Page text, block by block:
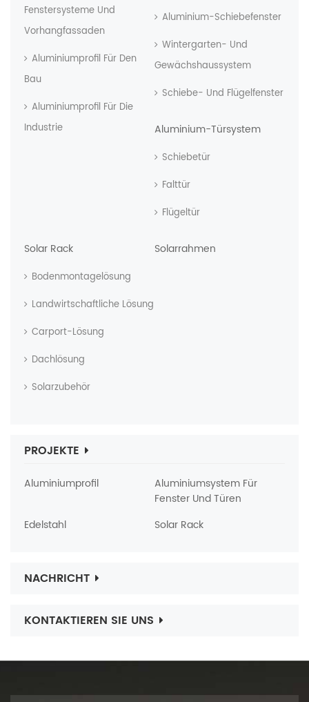
Fenstersysteme Und
Vorhangfassaden
Aluminiumprofil Für Den
Bau
Aluminiumprofil Für Die
Industrie
Aluminium-Schiebefenster
Wintergarten- Und
Gewächshaussystem
Schiebe- Und Flügelfenster
Aluminium-Türsystem
Schiebetür
Falttür
Flügeltür
Solar Rack
Bodenmontagelösung
Landwirtschaftliche Lösung
Carport-Lösung
Dachlösung
Solarzubehör
Solarrahmen
PROJEKTE
Aluminiumprofil
Aluminiumsystem Für
Fenster Und Türen
Edelstahl
Solar Rack
NACHRICHT
KONTAKTIEREN SIE UNS